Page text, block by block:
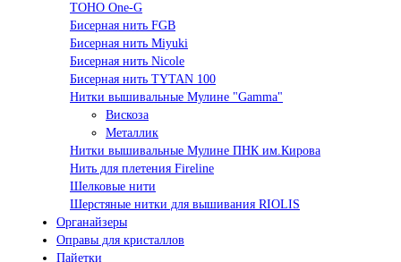
TOHO One-G
Бисерная нить FGB
Бисерная нить Miyuki
Бисерная нить Nicole
Бисерная нить TYTAN 100
Нитки вышивальные Мулине "Gamma"
Вискоза
Металлик
Нитки вышивальные Мулине ПНК им.Кирова
Нить для плетения Fireline
Шелковые нити
Шерстяные нитки для вышивания RIOLIS
Органайзеры
Оправы для кристаллов
Пайетки